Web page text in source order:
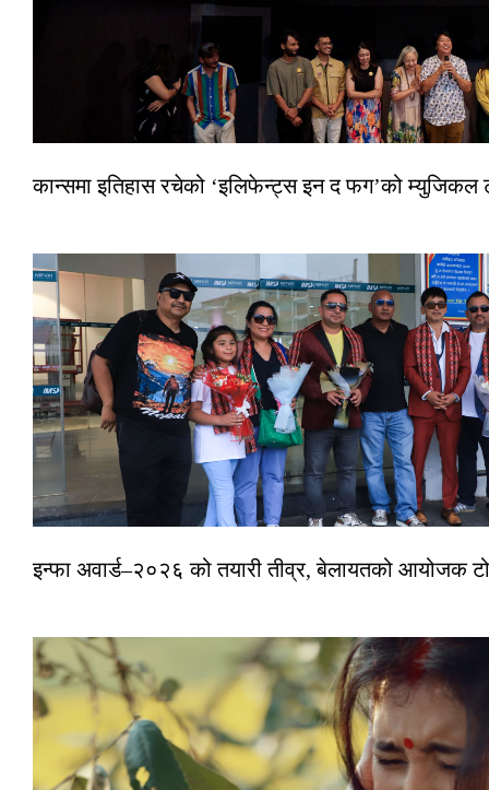
कान्समा इतिहास रचेको ‘इलिफेन्ट्स इन द फग’को म्युजिकल
इन्फा अवार्ड–२०२६ को तयारी तीव्र, बेलायतको आयोजक